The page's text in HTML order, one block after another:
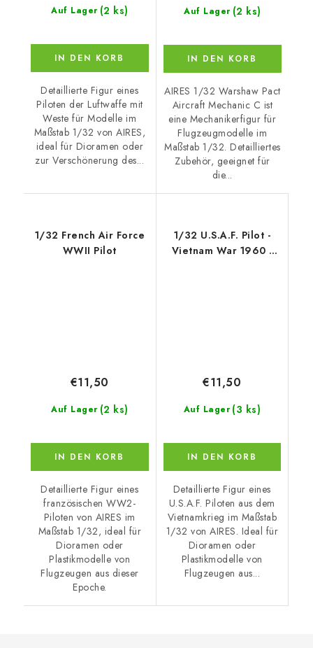
Auf Lager (2 ks)
IN DEN KORB
Detaillierte Figur eines
Piloten der Luftwaffe mit
Weste für Modelle im
Maßstab 1/32 von AIRES,
ideal für Dioramen oder
zur Verschönerung des...
Auf Lager (2 ks)
IN DEN KORB
AIRES 1/32 Warshaw Pact
Aircraft Mechanic C ist
eine Mechanikerfigur für
Flugzeugmodelle im
Maßstab 1/32. Detailliertes
Zubehör, geeignet für
die...
1/32 French Air Force
WWII Pilot
Auf Lager (2 ks)
€11,50
IN DEN KORB
Detaillierte Figur eines
französischen WW2-
Piloten von AIRES im
Maßstab 1/32, ideal für
Dioramen oder
Plastikmodelle von
Flugzeugen aus dieser
Epoche.
1/32 U.S.A.F. Pilot -
Vietnam War 1960 -
Auf Lager (3 ks)
€11,50
IN DEN KORB
Detaillierte Figur eines
U.S.A.F. Piloten aus dem
Vietnamkrieg im Maßstab
1/32 von AIRES. Ideal für
Dioramen oder
Plastikmodelle von
Flugzeugen aus...